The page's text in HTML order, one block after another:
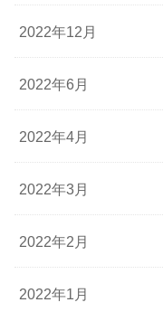
2022年12月
2022年6月
2022年4月
2022年3月
2022年2月
2022年1月